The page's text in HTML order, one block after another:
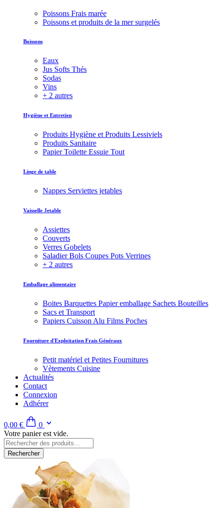
Poissons Frais marée
Poissons et produits de la mer surgelés
Boissons
Eaux
Jus Softs Thés
Sodas
Vins
+ 2 autres
Hygiène et Entretien
Produits Hygiène et Produits Lessiviels
Produits Sanitaire
Papier Toilette Essuie Tout
Linge de table
Nappes Serviettes jetables
Vaisselle Jetable
Assiettes
Couverts
Verres Gobelets
Saladier Bols Coupes Pots Verrines
+ 2 autres
Emballage alimentaire
Boites Barquettes Papier emballage Sachets Bouteilles
Sacs et Transport
Papiers Cuisson Alu Films Poches
Fourniture d'Exploitation Frais Généraux
Petit matériel et Petites Fournitures
Vètements Cuisine
Actualités
Contact
Connexion
Adhérer
0,00 €
0
Votre panier est vide.
Rechercher